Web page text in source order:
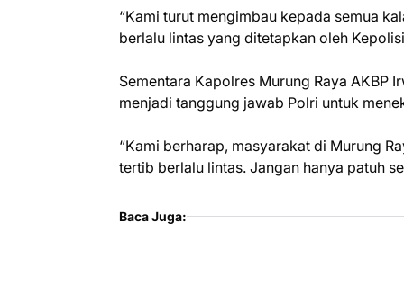
“Kami turut mengimbau kepada semua
berlalu lintas yang ditetapkan oleh
Sementara Kapolres Murung Raya AKBP
menjadi tanggung jawab Polri untuk
“Kami berharap, masyarakat di Murung
tertib berlalu lintas. Jangan hanya patuh
Baca Juga: